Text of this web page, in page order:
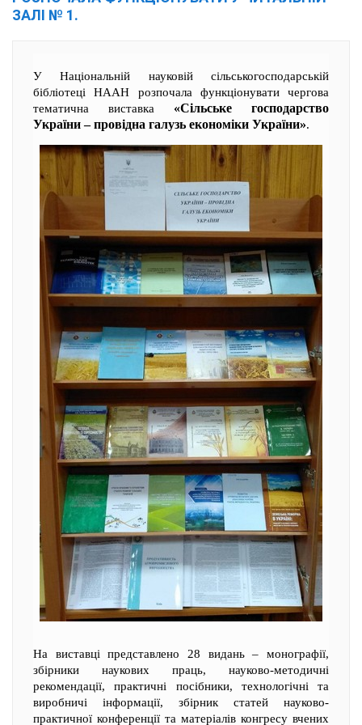
ЗАЛІ № 1.
У Національній науковій сільськогосподарській
бібліотеці НААН розпочала функціонувати чергова
тематична виставка «Сільське господарство
України – провідна галузь економіки України».
На виставці представлено 28 видань – монографії,
збірники наукових праць, науково-методичні
рекомендації, практичні посібники, технологічні та
виробничі інформації, збірник статей науково-
практичної конференції та матеріалів конгресу вчених